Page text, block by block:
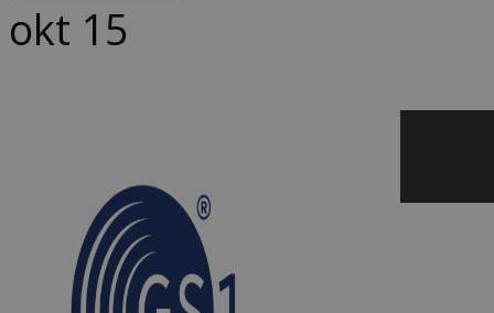
Becom Awards
Advocacy & Legal
okt 15